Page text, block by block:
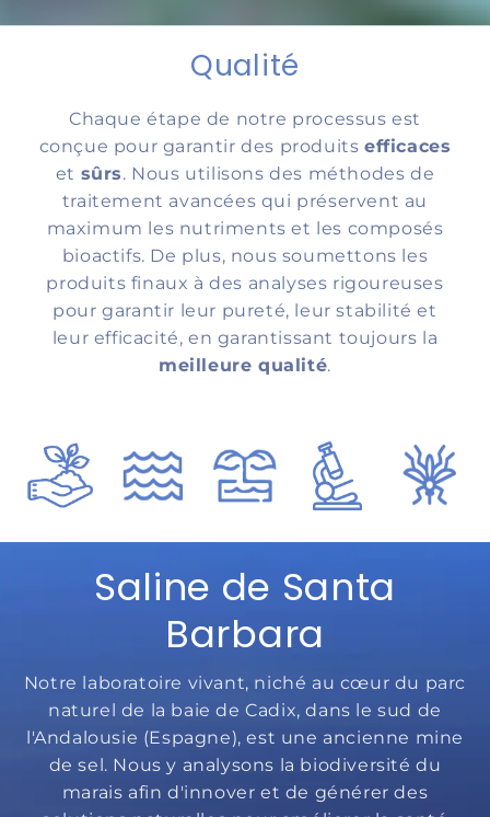
Qualité
Chaque étape de notre processus est
conçue pour garantir des produits efficaces
et sûrs. Nous utilisons des méthodes de
traitement avancées qui préservent au
maximum les nutriments et les composés
bioactifs. De plus, nous soumettons les
produits finaux à des analyses rigoureuses
pour garantir leur pureté, leur stabilité et
leur efficacité, en garantissant toujours la
meilleure qualité.
Saline de Santa
Barbara
Notre laboratoire vivant, niché au cœur du parc
naturel de la baie de Cadix, dans le sud de
l'Andalousie (Espagne), est une ancienne mine
de sel. Nous y analysons la biodiversité du
marais afin d'innover et de générer des